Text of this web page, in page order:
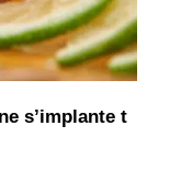
s’implante t